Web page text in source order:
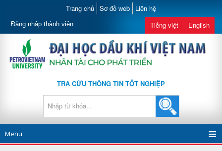
Trang chủ Sơ đồ web Liên hệ
Đăng nhập thành viên Tiếng việt English
TRA CỨU THÔNG TIN TỐT NGHIỆP
Menu